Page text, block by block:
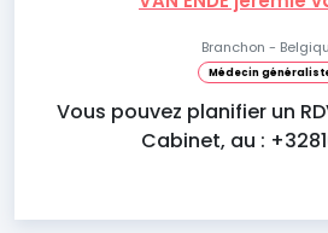
Branchon -
Médecin
Vous pouvez planifier un
Cabinet, au :